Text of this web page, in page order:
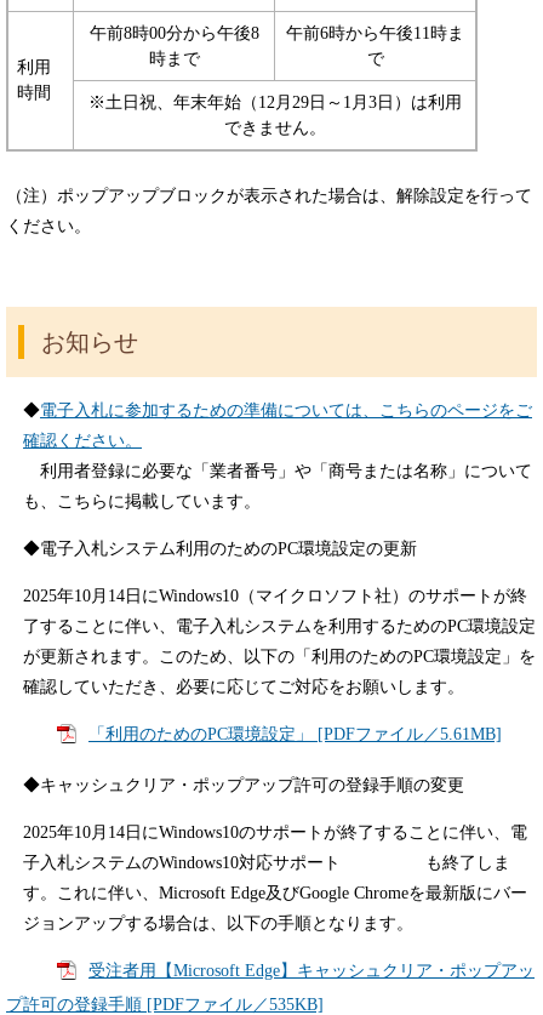
利用
時間
午前8時00分から午後8
時まで
午前6時から午後11時ま
で
※土日祝、年末年始（12月29日～1月3日）は利用
できません。
（注）ポップアップブロックが表示された場合は、解除設定を行って
ください。
お知らせ
◆電子入札に参加するための準備については、こちらのページをご
確認ください。
利用者登録に必要な「業者番号」や「商号または名称」​について
も、こちらに掲載しています。
◆電子入札システム利用のためのPC環境設定の更新
2025年10月14日にWindows10（マイクロソフト社）のサポートが終
了することに伴い、電子入札システムを利用するためのPC環境設定
が更新されます。このため、以下の「利用のためのPC環境設定」を
確認していただき、必要に応じてご対応をお願いします。
「利用のためのPC環境設定」 [PDFファイル／5.61MB]
◆キャッシュクリア・ポップアップ許可の登録手順の変更
2025年10月14日にWindows10のサポートが終了することに伴い、電
子入札システムのWindows10対応サポート も終了しま
す。これに伴い、Microsoft Edge及びGoogle Chromeを最新版にバー
ジョンアップする場合は、以下の手順となります。
受注者用【Microsoft Edge】キャッシュクリア・ポップアッ
プ許可の登録手順 [PDFファイル／535KB]